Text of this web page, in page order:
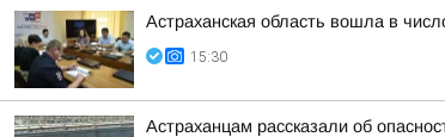
Астраханская область вошла в
15:30
Астраханцам рассказали об